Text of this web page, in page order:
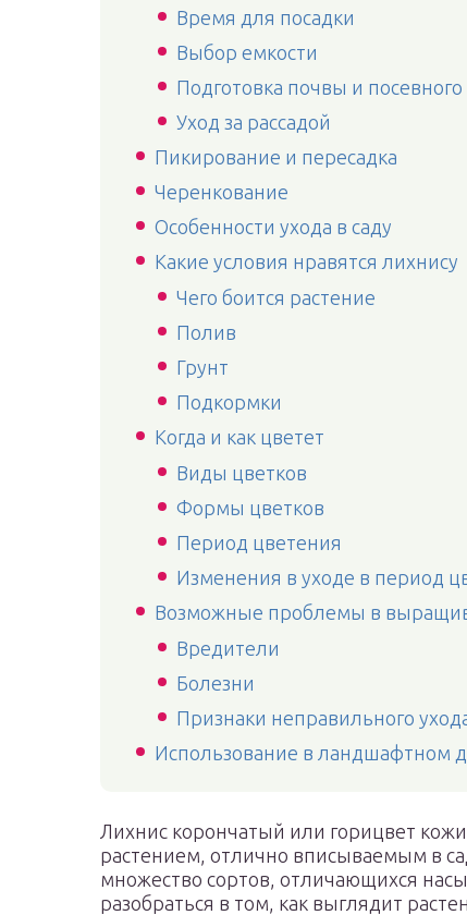
Время для посадки
Выбор емкости
Подготовка почвы и
Уход за рассадой
Пикирование и пересадка
Черенкование
Особенности ухода в саду
Какие условия нравятся лихнису
Чего боится растение
Полив
Грунт
Подкормки
Когда и как цветет
Виды цветков
Формы цветков
Период цветения
Изменения в уходе в период
Возможные проблемы в
Вредители
Болезни
Признаки неправильного
Использование в ландшафтном
Лихнис корончатый или горицвет
растением, отлично вписываемым в
множество сортов, отличающихся
разобраться в том, как выглядит